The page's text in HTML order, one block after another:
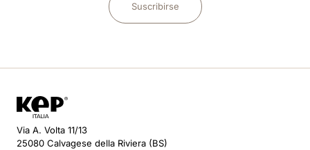
Suscribirse
Via A. Volta 11/13
25080 Calvagese della Riviera (BS)